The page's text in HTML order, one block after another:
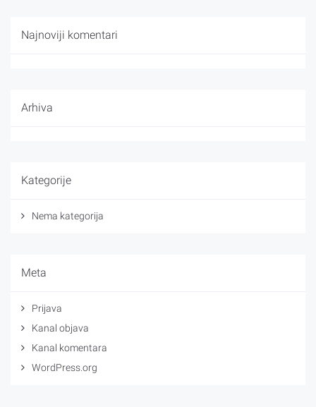
Najnoviji komentari
Arhiva
Kategorije
Nema kategorija
Meta
Prijava
Kanal objava
Kanal komentara
WordPress.org